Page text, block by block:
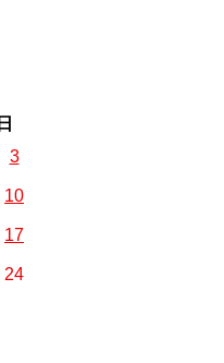
日
3
10
17
24